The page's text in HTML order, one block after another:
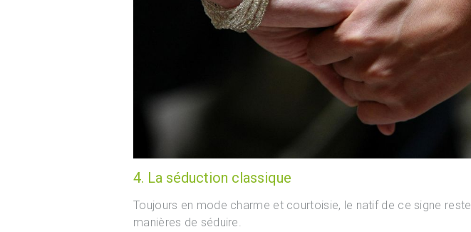
4. La séduction classique
Toujours en mode charme et courtoisie, le natif de ce signe
manières de séduire.